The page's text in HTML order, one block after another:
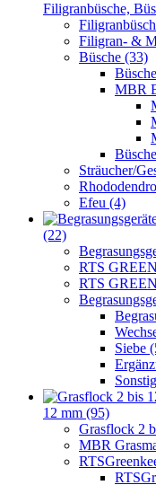
Filigranbüsche,
Filigran- &
Büsche (33)
MBR
Sträucher/
Efeu (4)
(22)
RTS
RTS
Siebe
12 mm (95)
Grasflock 2
MBR